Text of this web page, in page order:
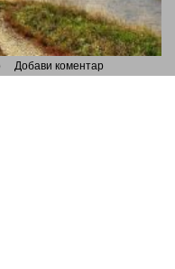
Добави коментар